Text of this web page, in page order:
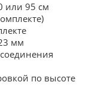
или 95 см
мм
по высоте